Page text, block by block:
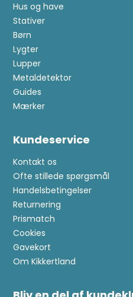
Hus og have
Stativer
Børn
Lygter
Lupper
Metaldetektor
Guides
Mærker
Kundeservice
Kontakt os
Ofte stillede spørgsmål
Handelsbetingelser
Returnering
Prismatch
Cookies
Gavekort
Om Kikkertland